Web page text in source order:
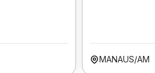
MANAUS/AM